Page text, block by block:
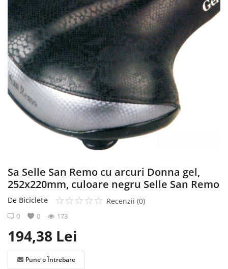
Listă de dorințe
Contact
Blog
Autentificare
Înregistrare
Sa Selle San Remo cu arcuri Donna gel,
252x220mm, culoare negru Selle San Remo
De Biciclete Recenzii (0)
0 0 173
194,38 Lei
Pune o Întrebare